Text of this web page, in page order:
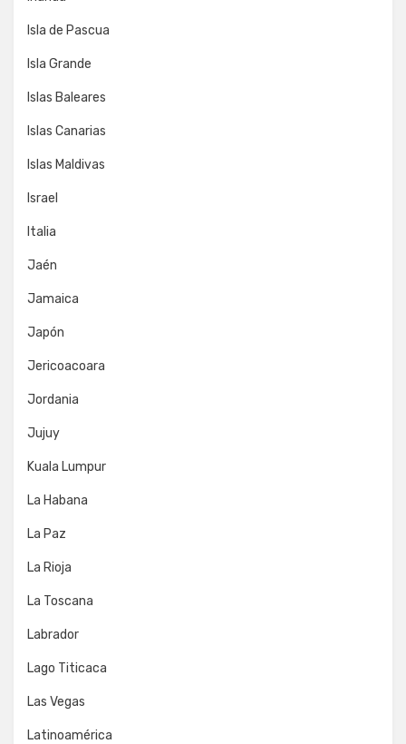
Isla de Pascua
Isla Grande
Islas Baleares
Islas Canarias
Islas Maldivas
Israel
Italia
Jaén
Jamaica
Japón
Jericoacoara
Jordania
Jujuy
Kuala Lumpur
La Habana
La Paz
La Rioja
La Toscana
Labrador
Lago Titicaca
Las Vegas
Latinoamérica